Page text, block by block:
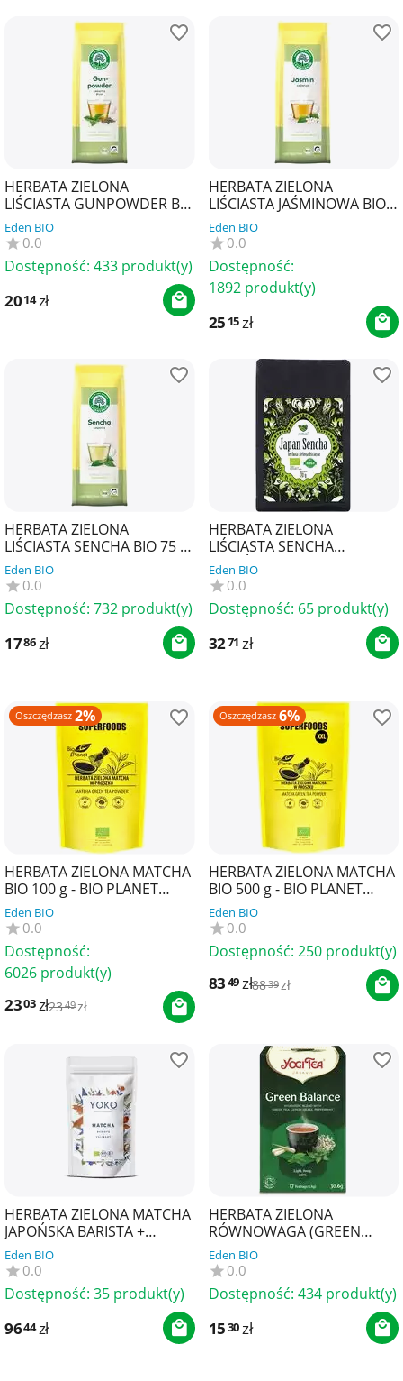
HERBATA ZIELONA
LIŚCIASTA GUNPOWDER BIO
100 g - LEBENSBAUM
Eden BIO
0.0
Dostępność: 433 produkt(y)
2014zł
HERBATA ZIELONA
LIŚCIASTA JAŚMINOWA BIO
75 g - LEBENSBAUM
Eden BIO
0.0
Dostępność:
1892 produkt(y)
25 15zł
HERBATA ZIELONA
LIŚCIASTA SENCHA BIO 75 g
- LEBENSBAUM
Eden BIO
0.0
Dostępność: 732 produkt(y)
1786zł
HERBATA ZIELONA
LIŚCIASTA SENCHA
JAPOŃSKA BIO 70 g -
ECOBLIK
Eden BIO
0.0
Dostępność: 65 produkt(y)
3271 zł
Oszczędzasz 2%
HERBATA ZIELONA MATCHA
BIO 100 g - BIO PLANET
SUPERFOODS
Eden BIO
0.0
Dostępność:
6026 produkt(y)
2303zł2349zł
Oszczędzasz 6%
HERBATA ZIELONA MATCHA
BIO 500 g - BIO PLANET
SUPERFOODS
Eden BIO
0.0
Dostępność: 250 produkt(y)
8349zł8839zł
HERBATA ZIELONA MATCHA
JAPOŃSKA BARISTA +
KULINARNA
BEZGLUTENOWA BIO 100 g -
YOKO
Eden BIO
0.0
Dostępność: 35 produkt(y)
9644zł
HERBATA ZIELONA
RÓWNOWAGA (GREEN
BALANCE) BIO (17 x 1,8 g)
30,6 g - YOGI TEA
Eden BIO
0.0
Dostępność: 434 produkt(y)
1530zł